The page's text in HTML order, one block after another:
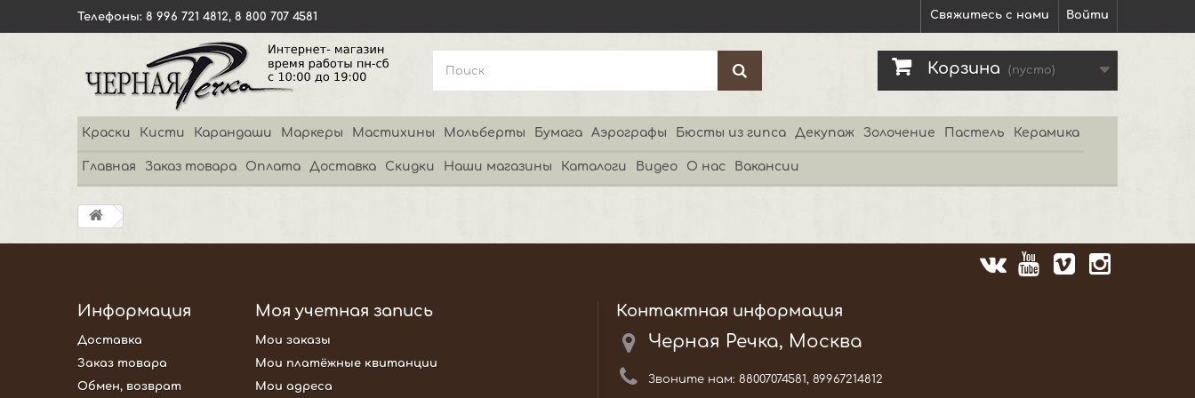
Войти
Свяжитесь с нами
Телефоны: 8 996 721 4812, 8 800 707 4581
Корзина (пусто)
Краски Кисти Карандаши Маркеры Мастихины Мольберты Бумага Аэрографы Бюсты из гипса Декупаж Золочение Пастель Керамика
Главная Заказ товара Оплата Доставка Скидки Наши магазины Каталоги Видео О нас Вакансии
Информация
Доставка
Заказ товара
Обмен, возврат
Моя учетная запись
Мои заказы
Мои платёжные квитанции
Мои адреса
Контактная информация
Черная Речка, Москва
Звоните нам: 88007074581, 89967214812